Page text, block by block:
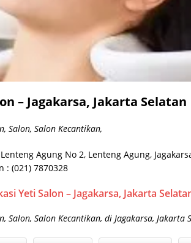
– Jagakarsa, Jakarta Selatan
Salon, Salon Kecantikan,
Agung No 2, Lenteng Agung,
: (021) 7870328
Yeti Salon – Jagakarsa, Jakarta
Salon, Salon Kecantikan, di Jagakarsa, Jakarta